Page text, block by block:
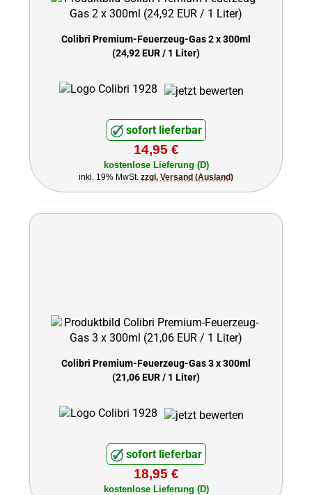
Colibri Premium-Feuerzeug-Gas 2 x 300ml
(24,92 EUR / 1 Liter)
sofort lieferbar
14,95 €
kostenlose Lieferung (D)
inkl. 19% MwSt. zzgl. Versand (Ausland)
Colibri Premium-Feuerzeug-Gas 3 x 300ml
(21,06 EUR / 1 Liter)
sofort lieferbar
18,95 €
kostenlose Lieferung (D)